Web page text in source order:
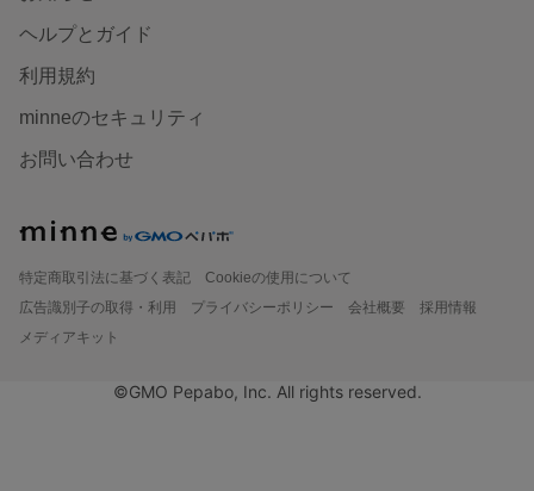
ヘルプとガイド
利用規約
minneのセキュリティ
お問い合わせ
特定商取引法に基づく表記
Cookieの使用について
広告識別子の取得・利用
プライバシーポリシー 会社概要
採用情報
メディアキット
©GMO Pepabo, Inc. All rights reserved.